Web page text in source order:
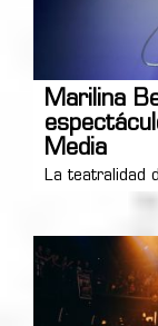
Marilina
Media
La teatralidad